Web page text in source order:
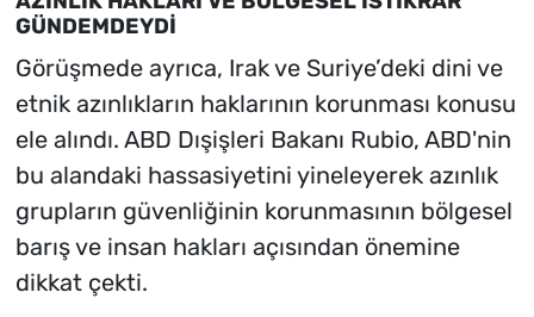
GÜNDEMDEYDİ
Görüşmede ayrıca, Irak ve Suriye’deki dini ve
etnik azınlıkların haklarının korunması konusu
ele alındı. ABD Dışişleri Bakanı Rubio, ABD'nin
bu alandaki hassasiyetini yineleyerek azınlık
grupların güvenliğinin korunmasının bölgesel
barış ve insan hakları açısından önemine
dikkat çekti.